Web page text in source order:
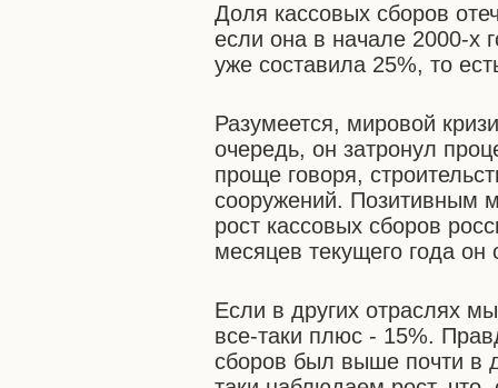
Доля кассовых сборов
если она в начале 2000-х
уже составила 25%, то
Разумеется, мировой
очередь, он затронул
проще говоря,
сооружений. Позитивным
рост кассовых сборов
месяцев текущего года он
Если в других отраслях
все-таки плюс - 15%.
сборов был выше почти в